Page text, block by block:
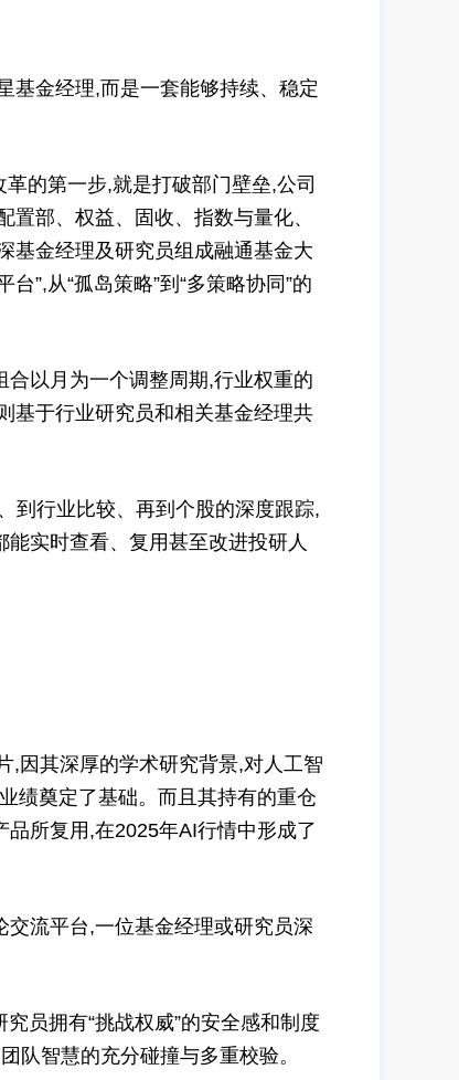
金经理,而是一套能够持续、稳定
的第一步,就是打破部门壁垒,公司
部、权益、固收、指数与量化、
基金经理及研究员组成融通基金大
”,从“孤岛策略”到“多策略协同”的
以月为一个调整周期,行业权重的
基于行业研究员和相关基金经理共
到行业比较、再到个股的深度跟踪,
实时查看、复用甚至改进投研人
因其深厚的学术研究背景,对人工智
绩奠定了基础。而且其持有的重仓
所复用,在2025年AI行情中形成了
流平台,一位基金经理或研究员深
员拥有“挑战权威”的安全感和制度
队智慧的充分碰撞与多重校验。